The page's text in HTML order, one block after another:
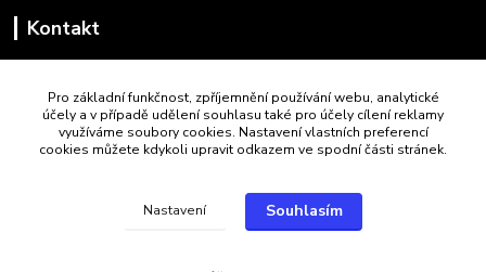
Kontakt
Po - Pá 9:00 - 16:00
jtf.luby@seznam.cz
Pro základní funkčnost, zpříjemnění používání webu, analytické
účely a v případě udělení souhlasu také pro účely cílení reklamy
využíváme soubory cookies. Nastavení vlastních preferencí
cookies můžete kdykoli upravit odkazem ve spodní části stránek.
Nastavení Souhlasím